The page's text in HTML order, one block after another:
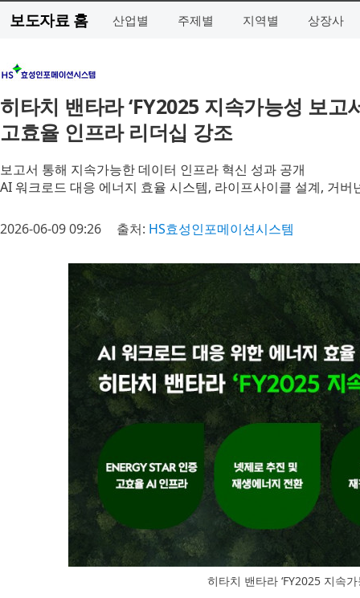
보도자료 홈 산업별 주제별 지역별 상장사
히타치 밴타라 ‘FY2025 지속가능성 보
고효율 인프라 리더십 강조
보고서 통해 지속가능한 데이터 인프라 혁신 성과 공개
AI 워크로드 대응 에너지 효율 시스템, 라이프사이클 설계, 거버
2026-06-09 09:26 출처: HS효성인포메이션시스템
히타치 밴타라 ‘FY2025 지속